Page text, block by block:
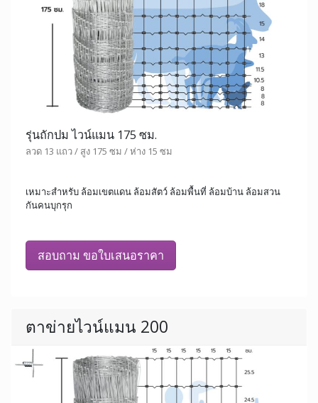
รุ่นถักปม ไวน์แมน 175 ซม.
ลวด 13 แถว / สูง 175 ซม / ห่าง 15 ซม
เหมาะสำหรับ ล้อมเขตแดน ล้อมสัตว์ ล้อมพื้นที่ ล้อมบ้าน ล้อมสวน
กันคนบุกรุก
สอบถาม ขอใบเสนอราคา
ตาข่ายไวน์แมน 200